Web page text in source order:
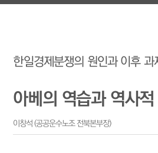
한일경제분쟁의 원인과 이후 과
아베의 역습과 역사
이창석 (공공운수노조 전북본부장)